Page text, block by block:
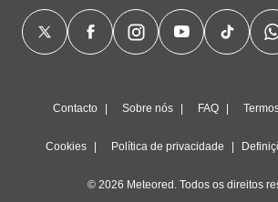
Contacto Sobre nós FAQ
Cookies Política de privacidade
© 2026 Meteored. Todos os direitos